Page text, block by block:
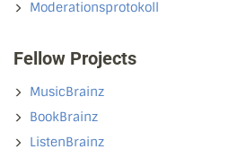
Moderationsprotokoll
Fellow Projects
MusicBrainz
BookBrainz
ListenBrainz